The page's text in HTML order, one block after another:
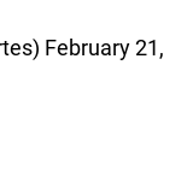
February 21,